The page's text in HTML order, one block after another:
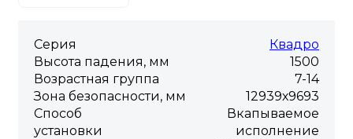
Серия
Квадро
Высота падения, мм
1500
Возрастная группа
7-14
Зона безопасности, мм
12939х9693
Способ
установки
Вкапываемое
исполнение